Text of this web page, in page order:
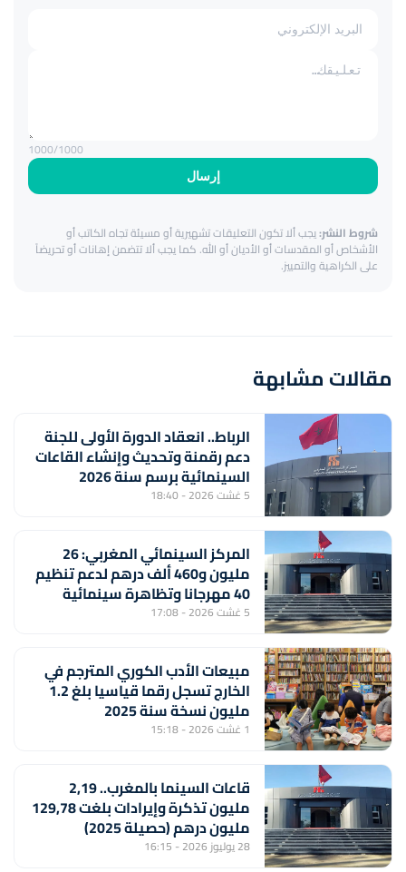
إرسال
1000/1000
شروط النشر:يجب ألا تكون التعليقات تشهيرية أو مسيئة تجاه الكاتب أو
الأشخاص أو المقدسات أو الأديان أو الله. كما يجب ألا تتضمن إهانات أو تحريضاً
على الكراهية والتمييز.
مقالات مشابهة
الرباط.. انعقاد الدورة الأولى للجنة
دعم رقمنة وتحديث وإنشاء القاعات
السينمائية برسم سنة 2026
5 غشت 2026 - 18:40
المركز السينمائي المغربي: 26
مليون و460 ألف درهم لدعم تنظيم
40 مهرجانا وتظاهرة سينمائية
5 غشت 2026 - 17:08
مبيعات الأدب الكوري المترجم في
الخارج تسجل رقما قياسيا بلغ 1.2
مليون نسخة سنة 2025
1 غشت 2026 - 15:18
قاعات السينما بالمغرب.. 2,19
مليون تذكرة وإيرادات بلغت 129,78
مليون درهم (حصيلة 2025)
28 يوليوز 2026 - 16:15